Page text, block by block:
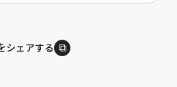
シェアする ⧉